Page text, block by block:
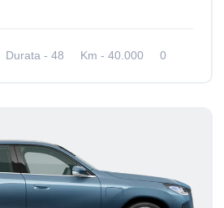
Durata - 48 Km - 40.000
0